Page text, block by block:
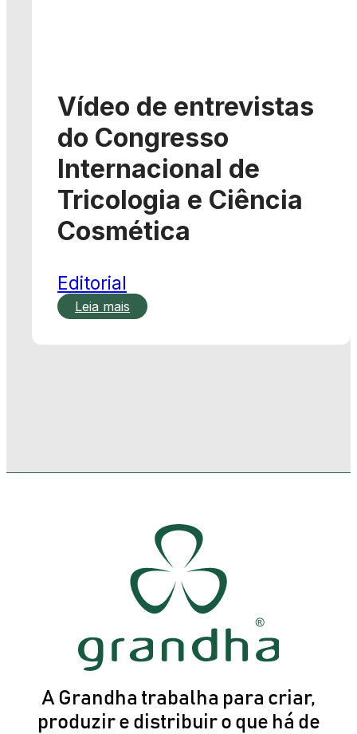
Vídeo de entrevistas
do Congresso
Internacional de
Tricologia e Ciência
Cosmética
Editorial
Leia mais
A Grandha trabalha para criar,
produzir e distribuir o que há de